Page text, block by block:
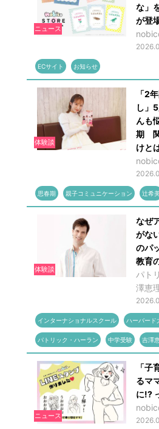
ニュース
な」
が登
ECサイト お知らせ
体験談
「2
し」
んも
期 関
けと
思春期 親子コミュニケーション 辻希
体験談
なぜ
がな
のパ
教育
パト
澤恵
インターナショナルスクール ハーバード
パトリック・ハーラン 中学受験 吉澤
ニュース
「子
るマ
に!?